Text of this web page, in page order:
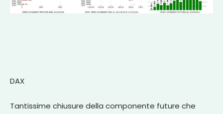
DAX
Tantissime chiusure della componente future che